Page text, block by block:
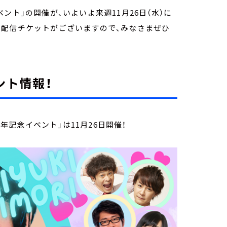
」の開催が、いよいよ来週11月26日（水）に
信チケットがございますので、みなさまぜひ
情報！
念イベント」は11月26日開催！